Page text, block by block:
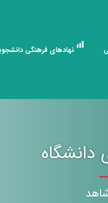
نهادهای فرهنگی